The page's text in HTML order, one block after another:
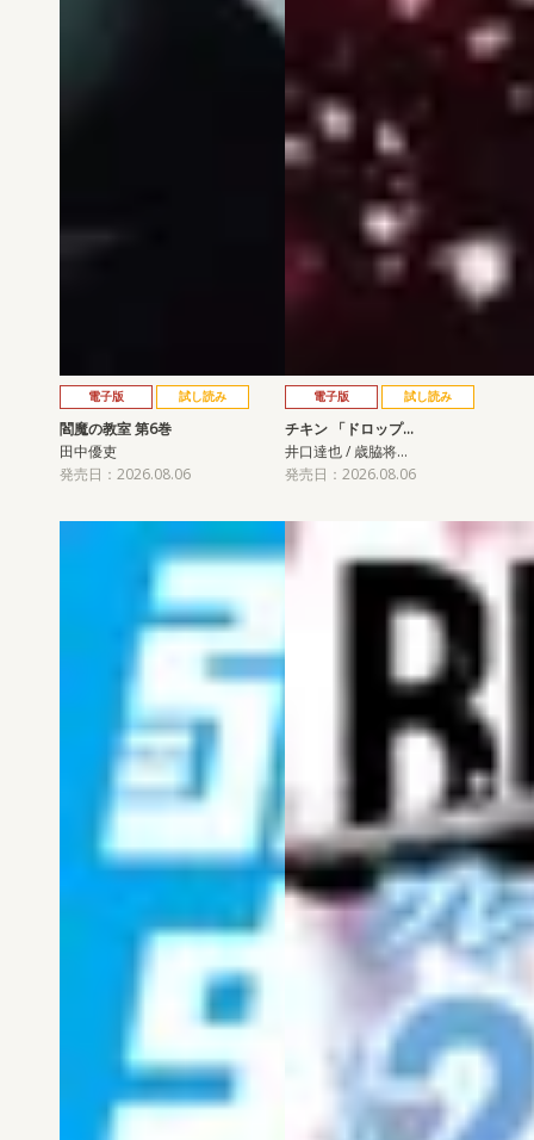
電子版 試し読み
閻魔の教室 第6巻
田中優吏
発売日：2026.08.06
電子版 試し読み
チキン 「ドロップ…
井口達也 / 歳脇将…
発売日：2026.08.06